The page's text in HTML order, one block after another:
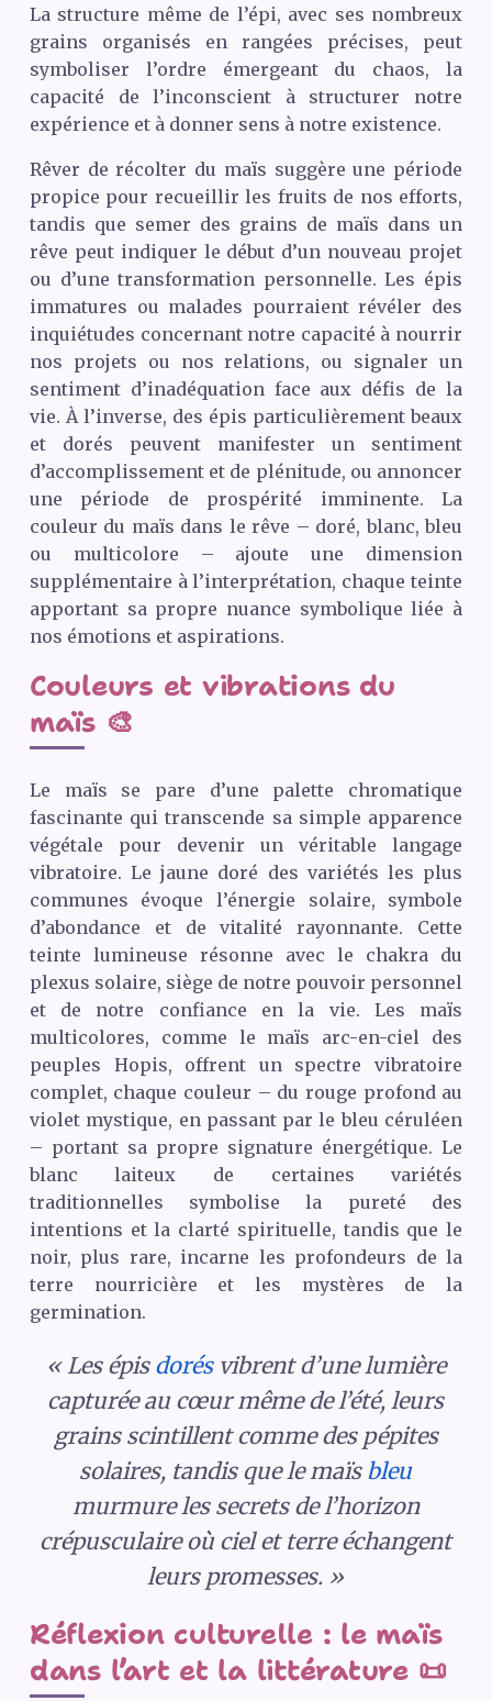
La structure même de l’épi, avec ses nombreux
grains organisés en rangées précises, peut
symboliser l’ordre émergeant du chaos, la
capacité de l’inconscient à structurer notre
expérience et à donner sens à notre existence.
Rêver de récolter du maïs suggère une période
propice pour recueillir les fruits de nos efforts,
tandis que semer des grains de maïs dans un
rêve peut indiquer le début d’un nouveau projet
ou d’une transformation personnelle. Les épis
immatures ou malades pourraient révéler des
inquiétudes concernant notre capacité à nourrir
nos projets ou nos relations, ou signaler un
sentiment d’inadéquation face aux défis de la
vie. À l’inverse, des épis particulièrement beaux
et dorés peuvent manifester un sentiment
d’accomplissement et de plénitude, ou annoncer
une période de prospérité imminente. La
couleur du maïs dans le rêve – doré, blanc, bleu
ou multicolore – ajoute une dimension
supplémentaire à l’interprétation, chaque teinte
apportant sa propre nuance symbolique liée à
nos émotions et aspirations.
Couleurs et vibrations du
maïs 🎨
Le maïs se pare d’une palette chromatique
fascinante qui transcende sa simple apparence
végétale pour devenir un véritable langage
vibratoire. Le jaune doré des variétés les plus
communes évoque l’énergie solaire, symbole
d’abondance et de vitalité rayonnante. Cette
teinte lumineuse résonne avec le chakra du
plexus solaire, siège de notre pouvoir personnel
et de notre confiance en la vie. Les maïs
multicolores, comme le maïs arc-en-ciel des
peuples Hopis, offrent un spectre vibratoire
complet, chaque couleur – du rouge profond au
violet mystique, en passant par le bleu céruléen
– portant sa propre signature énergétique. Le
blanc laiteux de certaines variétés
traditionnelles symbolise la pureté des
intentions et la clarté spirituelle, tandis que le
noir, plus rare, incarne les profondeurs de la
terre nourricière et les mystères de la
germination.
« Les épis dorésvibrent d’une lumière
capturée au cœur même de l’été, leurs
grains scintillent comme des pépites
solaires, tandis que le maïs bleu
murmure les secrets de l’horizon
crépusculaire où ciel et terre échangent
leurs promesses. »
Réflexion culturelle : le maïs
dans l’art et la littérature 📜